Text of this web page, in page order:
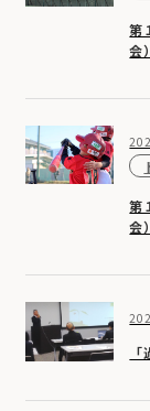
第
会
第
会